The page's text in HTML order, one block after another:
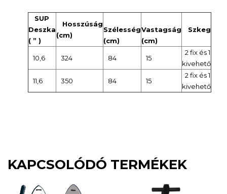
SUP
Deszka
( ” )
Hosszúság
(cm)
Szélesség
(cm)
Vastagság
(cm)
Szkeg
10,6 324 84 15
2 fix és 1
kivehető
11,6 350 84 15
2 fix és 1
kivehető
KAPCSOLÓDÓ TERMÉKEK